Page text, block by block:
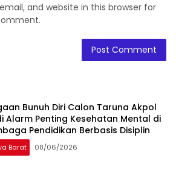
and website in this browser for
Bunuh Diri Calon Taruna Akpol
Alarm Penting Kesehatan Mental di
Pendidikan Berbasis Disiplin
Barat 08/06/2026